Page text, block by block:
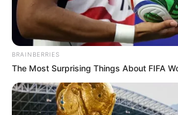
BRAINBERRIES
The Most Surprising Things About FIFA